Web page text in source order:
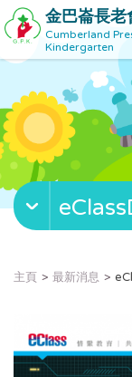
金巴崙長老
Cumberland
Kindergarten
主頁 最新消息